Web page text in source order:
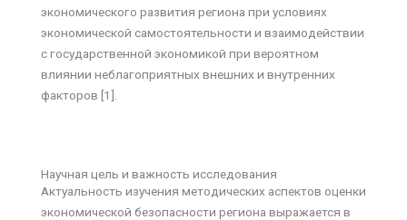
экономического развития региона при условиях
экономической самостоятельности и взаимодействии
с государственной экономикой при вероятном
влиянии неблагоприятных внешних и внутренних
факторов [1].
Научная цель и важность исследования
Актуальность изучения методических аспектов оценки
экономической безопасности региона выражается в